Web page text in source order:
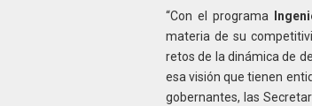
“Con el programa
materia de su
retos de la dinámica de
esa visión que tienen
gobernantes, las